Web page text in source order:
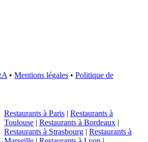
• Mentions légales • Politique de
Restaurants à Paris | Restaurants à
Toulouse | Restaurants à Bordeaux |
Restaurants à Strasbourg | Restaurants à